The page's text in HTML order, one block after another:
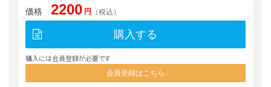
価格 2200 円 （税込）
購入する
購入には会員登録が必要です
会員登録はこちら